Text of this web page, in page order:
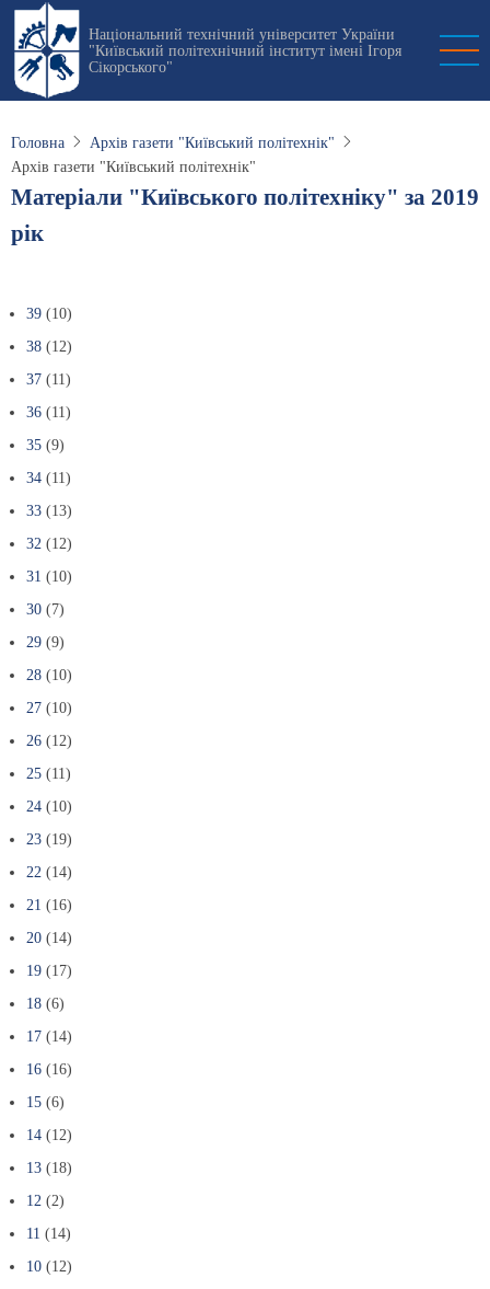
Перейти
основного
вмісту
Національний технічний університет України
"Київський політехнічний інститут імені Ігоря
Сікорського"
Головна
Архів газети "Київський політехнік"
Архів газети "Київський політехнік"
Матеріали "Київського політехніку" за 2019
рік
39 (10)
38 (12)
37 (11)
36 (11)
35 (9)
34 (11)
33 (13)
32 (12)
31 (10)
30 (7)
29 (9)
28 (10)
27 (10)
26 (12)
25 (11)
24 (10)
23 (19)
22 (14)
21 (16)
20 (14)
19 (17)
18 (6)
17 (14)
16 (16)
15 (6)
14 (12)
13 (18)
12 (2)
11 (14)
10 (12)